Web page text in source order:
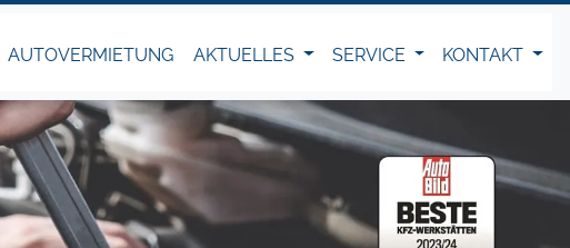
AUTOVERMIETUNG AKTUELLES SERVICE KONTAKT